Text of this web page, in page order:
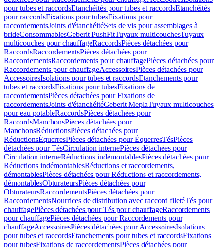
pour tubes et raccordsEtanchéités pour tubes et raccordsEtanchéités
pour raccordsFixations pour tubesFixations pour
raccordementsJoints d'étanchéitéSets de vis pour assemblages à
brideConsommablesGeberit PushFitTuyaux multicouchesTuyaux
multicouches pour chauffageRaccordsPièces détachées pour
RaccordsRaccordementsPièces détachées pour
RaccordementsRaccordements pour chauffagePièces détachées pour
Raccordements pour chauffageAccessoiresPièces détachées pour
AccessoiresIsolations pour tubes et raccordsEtanchements pour
tubes et raccordsFixations pour tubesFixations de
raccordementsPièces détachées pour Fixations de
raccordementsJoints d'étanchéitéGeberit MeplaTuyaux multicouches
pour eau potableRaccordsPièces détachées pour
RaccordsManchonsPièces détachées pour
ManchonsRéductionsPièces détachées pour
RéductionsÉquerresPièces détachées pour ÉquerresTésPièces
détachées pour TésCirculation internePièces détachées pour
Circulation interneRéductions indémontablesPièces détachées pour
Réductions indémontablesRéductions et raccordements,
démontablesPièces détachées pour Réductions et raccordements,
démontablesObturateursPièces détachées pour
ObturateursRaccordementsPièces détachées pour
RaccordementsNourrices de distribution avec raccord filetéTés pour
chauffagePièces détachées pour Tés pour chauffageRaccordements
pour chauffagePièces détachées pour Raccordements pour
chauffageAccessoiresPièces détachées pour AccessoiresIsolations
pour tubes et raccordsEtanchements pour tubes et raccordsFixations
pour tubesFixations de raccordementsPièces détachées pour